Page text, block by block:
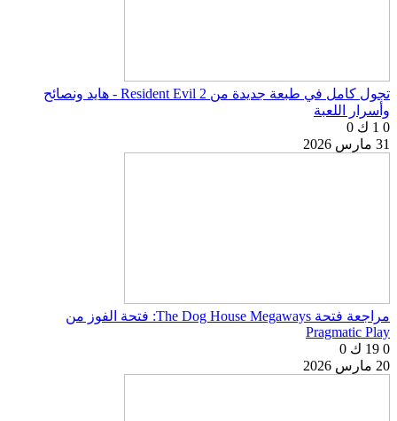
تجول كامل في طبعة جديدة من Resident Evil 2 - هايد ونصائح
وأسرار اللعبة
0 1 ك
0
31 مارس 2026
مراجعة فتحة The Dog House Megaways: فتحة الفوز من
Pragmatic Play
0 19 ك
0
20 مارس 2026